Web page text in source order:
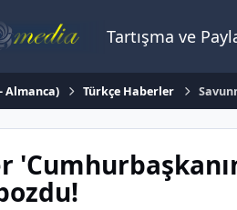
Tartışma ve
Almanca) Türkçe Haberler